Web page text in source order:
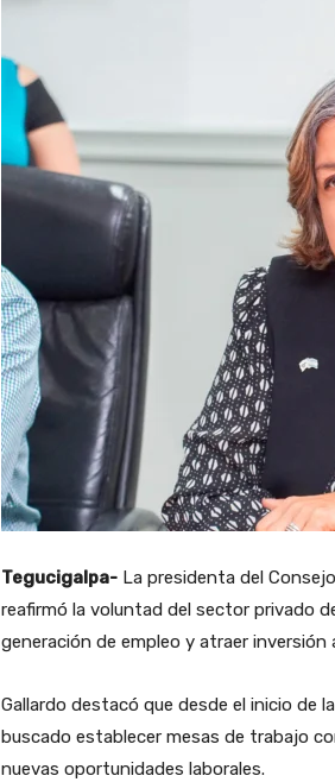
Tegucigalpa- La presidenta del
reafirmó la voluntad del sector privado
generación de empleo y atraer inversión
Gallardo destacó que desde el inicio de
buscado establecer mesas de trabajo
nuevas oportunidades laborales.